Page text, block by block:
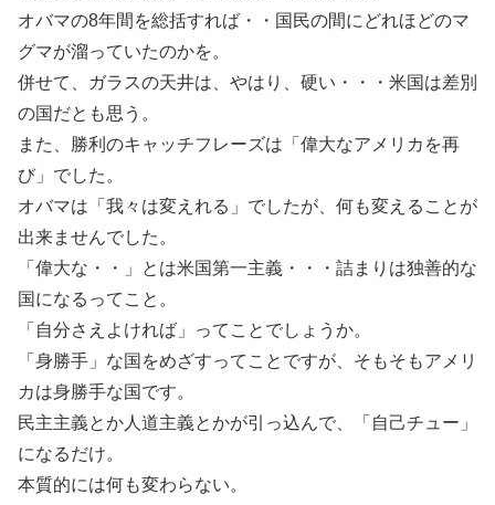
オバマの8年間を総括すれば・・国民の間にどれほどのマ
グマが溜っていたのかを。
併せて、ガラスの天井は、やはり、硬い・・・米国は差別
の国だとも思う。
また、勝利のキャッチフレーズは「偉大なアメリカを再
び」でした。
オバマは「我々は変えれる」でしたが、何も変えることが
出来ませんでした。
「偉大な・・」とは米国第一主義・・・詰まりは独善的な
国になるってこと。
「自分さえよければ」ってことでしょうか。
「身勝手」な国をめざすってことですが、そもそもアメリ
カは身勝手な国です。
民主主義とか人道主義とかが引っ込んで、「自己チュー」
になるだけ。
本質的には何も変わらない。